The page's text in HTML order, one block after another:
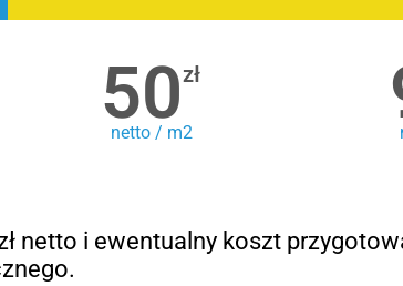
50zł
netto / m2
netto i ewentualny koszt